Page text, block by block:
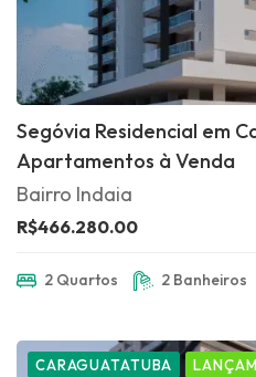
Segóvia Residencial em
Apartamentos à Venda
Bairro Indaia
R$466.280.00
2 Quartos 2 Banheiros
CARAGUATATUBA